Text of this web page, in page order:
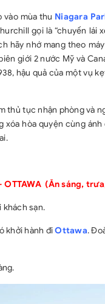
vào mùa thu Niagara
gọi là “chuyến lái
hãy nhớ mang theo
giới 2 nước Mỹ và
hậu quả của một vụ
thủ tục nhận phòng và
hòa quyện cùng
OTTAWA (Ăn sáng,
khách sạn.
khởi hành điOttawa.